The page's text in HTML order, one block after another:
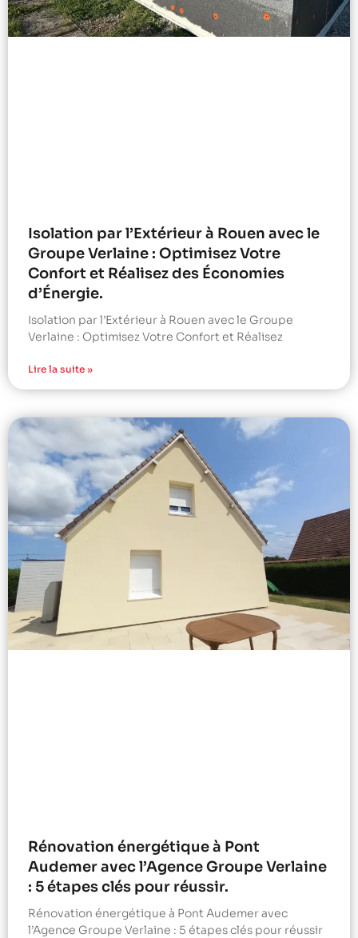
Isolation par l’Extérieur à Rouen avec le
Groupe Verlaine : Optimisez Votre
Confort et Réalisez des Économies
d’Énergie.
Isolation par l’Extérieur à Rouen avec le Groupe
Verlaine : Optimisez Votre Confort et Réalisez
Lire la suite »
Rénovation énergétique à Pont
Audemer avec l’Agence Groupe Verlaine
: 5 étapes clés pour réussir.
Rénovation énergétique à Pont Audemer avec
l’Agence Groupe Verlaine : 5 étapes clés pour réussir